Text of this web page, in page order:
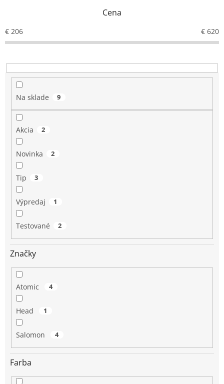
r
o
u
k
Cena
€ 206 € 620
Na sklade 9
Akcia 2
Novinka 2
Tip 3
Výpredaj 1
Testované 2
Značky
Atomic 4
Head 1
Salomon 4
Farba